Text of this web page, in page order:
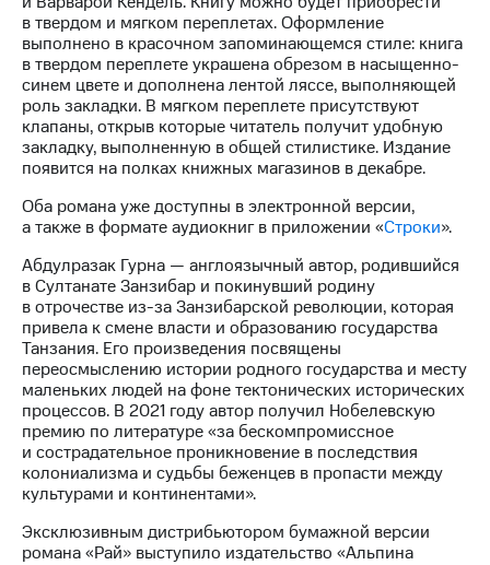
акционеров
Личный
кабинет
акционера
Акционерный
капитал
Контроль
и
аудит
акций
Описание
Программа
приобретения
Порядок
выкупа
акций
Дивиденды
Рынок
облигаций
Описание
Еврооблигации-2023
Уведомление
о
погашении
в твердом и мягком переплетах. Оформление
выполнено в красочном запоминающемся стиле: книга
в твердом переплете украшена обрезом в насыщенно-
синем цвете и дополнена лентой ляссе, выполняющей
роль закладки. В мягком переплете присутствуют
клапаны, открыв которые читатель получит удобную
закладку, выполненную в общей стилистике. Издание
появится на полках книжных магазинов в декабре.
Оба романа уже доступны в электронной версии,
а также в формате аудиокниг в приложении «Строки».
Абдулразак Гурна — англоязычный автор, родившийся
в Султанате Занзибар и покинувший родину
в отрочестве из-за Занзибарской революции, которая
привела к смене власти и образованию государства
Танзания. Его произведения посвящены
переосмыслению истории родного государства и месту
маленьких людей на фоне тектонических исторических
процессов. В 2021 году автор получил Нобелевскую
премию по литературе «за бескомпромиссное
и сострадательное проникновение в последствия
колониализма и судьбы беженцев в пропасти между
культурами и континентами».
Эксклюзивным дистрибьютором бумажной версии
романа «Рай» выступило издательство «Альпина